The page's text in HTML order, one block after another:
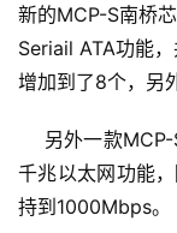
新的MCP-S南桥
Seriail ATA功能
增加到了8个，另
另外一款MCP-
千兆以太网功能
持到1000Mbps。